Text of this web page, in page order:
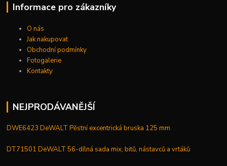
Informace pro zákazníky
O nás
Jak nakupovat
Obchodní podmínky
Fotogalerie
Kontakty
NEJPRODÁVANĚJŠÍ
DWE6423 DeWALT Pěstní excentrická bruska 125 mm
DT71501 DeWALT 56-dílná sada mix, bitů, nástavců a vrtáků